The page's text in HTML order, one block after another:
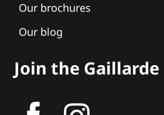
Our brochures
Our blog
Join the Gaillarde